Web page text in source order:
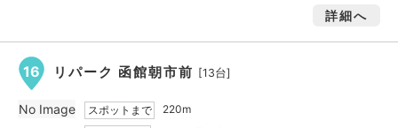
詳細へ
16 リパーク 函館朝市前 [13台]
スポットまで
220m
No Image